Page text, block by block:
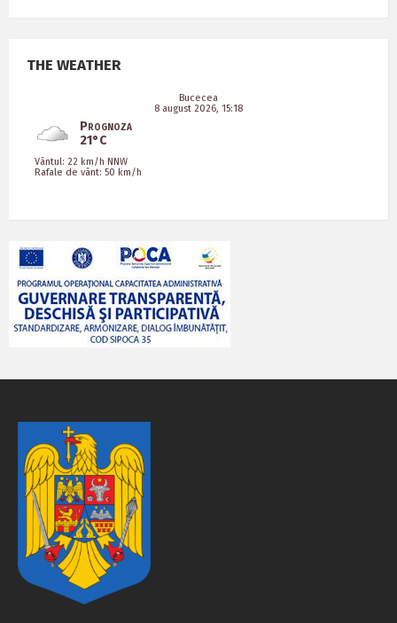
THE WEATHER
Bucecea
8 august 2026, 15:18
Prognoza
21°C
Vântul: 22 km/h NNW
Rafale de vânt: 50 km/h